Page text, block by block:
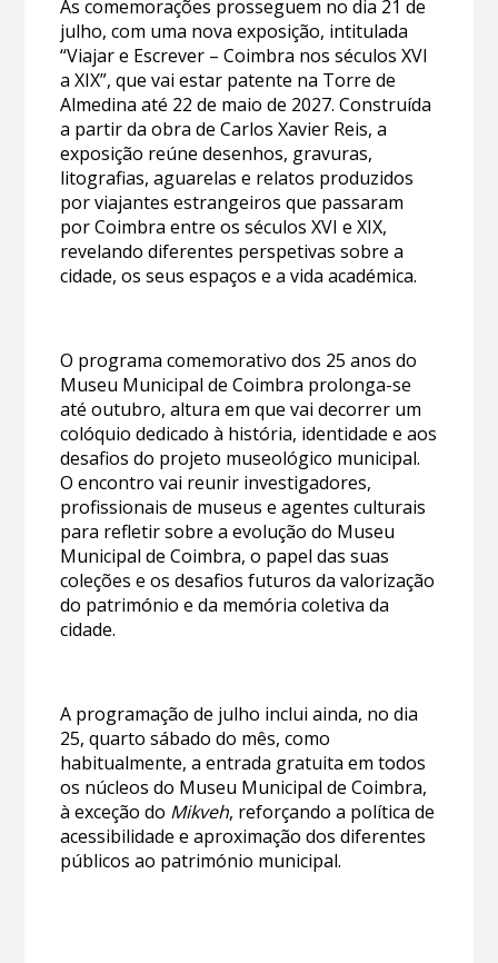
As comemorações prosseguem no dia 21 de
julho, com uma nova exposição, intitulada
“Viajar e Escrever – Coimbra nos séculos XVI
a XIX”, que vai estar patente na Torre de
Almedina até 22 de maio de 2027. Construída
a partir da obra de Carlos Xavier Reis, a
exposição reúne desenhos, gravuras,
litografias, aguarelas e relatos produzidos
por viajantes estrangeiros que passaram
por Coimbra entre os séculos XVI e XIX,
revelando diferentes perspetivas sobre a
cidade, os seus espaços e a vida académica.
O programa comemorativo dos 25 anos do
Museu Municipal de Coimbra prolonga-se
até outubro, altura em que vai decorrer um
colóquio dedicado à história, identidade e aos
desafios do projeto museológico municipal.
O encontro vai reunir investigadores,
profissionais de museus e agentes culturais
para refletir sobre a evolução do Museu
Municipal de Coimbra, o papel das suas
coleções e os desafios futuros da valorização
do património e da memória coletiva da
cidade.
A programação de julho inclui ainda, no dia
25, quarto sábado do mês, como
habitualmente, a entrada gratuita em todos
os núcleos do Museu Municipal de Coimbra,
à exceção do Mikveh, reforçando a política de
acessibilidade e aproximação dos diferentes
públicos ao património municipal.